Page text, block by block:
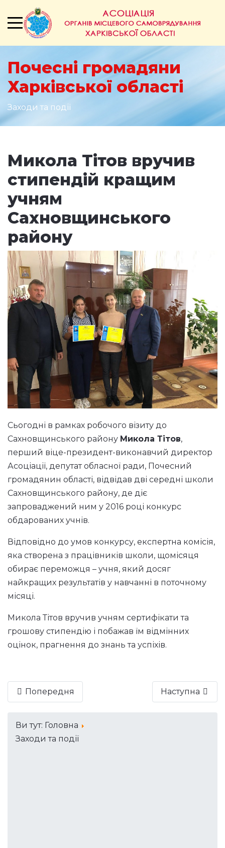
Почесні громадяни
Харківської області
Заходи та події
Микола Тітов вручив
стипендій кращим
учням
Сахновщинського
району
Сьогодні в рамках робочого візиту до
Сахновщинського району Микола Тітов,
перший віце-президент-виконавчий директор
Асоціації, депутат обласної ради, Почесний
громадянин області, відвідав дві середні школи
Сахновщинського району, де діє
запроваджений ним у 2016 році конкурс
обдарованих учнів.
Відповідно до умов конкурсу, експертна комісія,
яка створена з працівників школи, щомісяця
обирає переможця – учня, який досяг
найкращих результатів у навчанні в поточному
місяці.
Микола Тітов вручив учням сертифікати та
грошову стипендію і побажав їм відмінних
оцінок, прагнення до знань та успіхів.
Попередня Наступна
Ви тут: Головна
Заходи та події